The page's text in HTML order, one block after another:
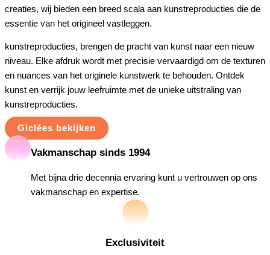
creaties, wij bieden een breed scala aan kunstreproducties die de
essentie van het origineel vastleggen.
kunstreproducties, brengen de pracht van kunst naar een nieuw
niveau. Elke afdruk wordt met precisie vervaardigd om de texturen
en nuances van het originele kunstwerk te behouden. Ontdek
kunst en verrijk jouw leefruimte met de unieke uitstraling van
kunstreproducties.
Giclées bekijken
Vakmanschap sinds 1994
Met bijna drie decennia ervaring kunt u vertrouwen op ons
vakmanschap en expertise.
Exclusiviteit